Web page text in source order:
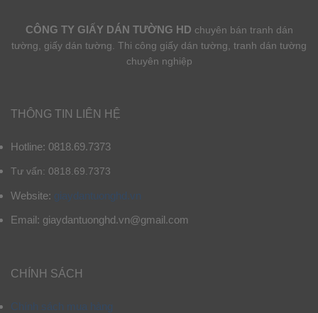
CÔNG TY GIẤY DÁN TƯỜNG HD chuyên bán tranh dán
tường, giấy dán tường. Thi công giấy dán tường, tranh dán tường
chuyên nghiệp
THÔNG TIN LIÊN HỆ
Hotline: 0818.69.7373
Tư vấn: 0818.69.7373
Website: giaydantuonghd.vn
Email: giaydantuonghd.vn@gmail.com
CHÍNH SÁCH
Chính sách mua hàng